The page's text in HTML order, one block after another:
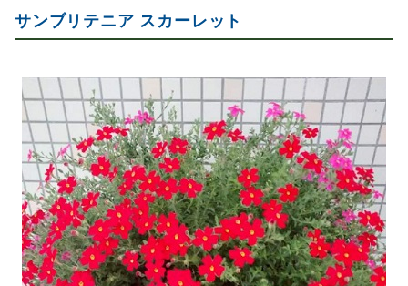
サンブリテニア スカーレット